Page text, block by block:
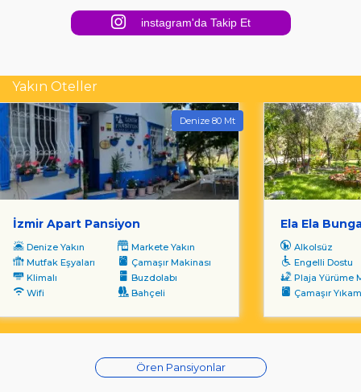
instagram'da Takip Et
Yakın Oteller
Denize 80 Mt
İzmir Apart Pansiyon
Denize Yakın
Markete Yakın
Mutfak Eşyaları
Çamaşır Makinası
Klimalı
Buzdolabı
Wifi
Bahçeli
Ela Ela
Alkolsüz
Engelli Dostu
Plaja Yürüme
Çamaşır
Ören Pansiyonlar